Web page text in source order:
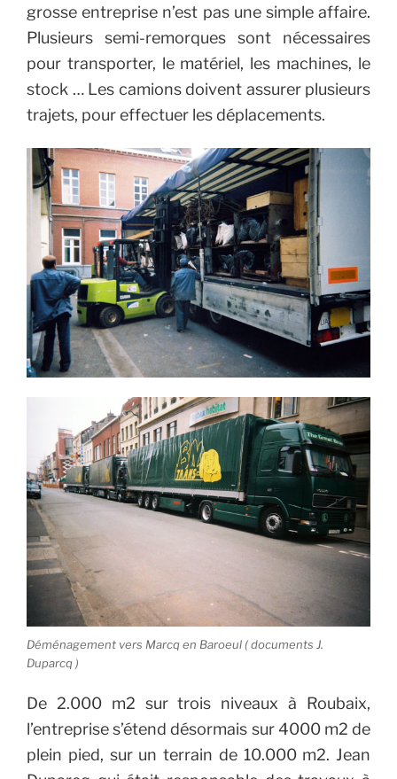
grosse entreprise n’est pas une simple affaire.
Plusieurs semi-remorques sont nécessaires
pour transporter, le matériel, les machines, le
stock … Les camions doivent assurer plusieurs
trajets, pour effectuer les déplacements.
Déménagement vers Marcq en Baroeul ( documents J.
Duparcq )
De 2.000 m2 sur trois niveaux à Roubaix,
l’entreprise s’étend désormais sur 4000 m2 de
plein pied, sur un terrain de 10.000 m2. Jean